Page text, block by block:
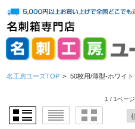
名工房ユーズTOP > 50枚用/薄型-ホワイト
1 / 1ページ